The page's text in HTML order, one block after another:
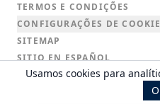
TERMOS E CONDIÇÕES
CONFIGURAÇÕES DE
SITEMAP
SITIO EN ESPAÑOL
ENGLISH WEBSITE
Usamos cookies para